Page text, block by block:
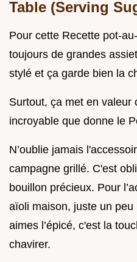
Table (Serving
Pour cette Recette pot-
toujours de grandes
stylé et ça garde bien la
Surtout, ça met en valeur
incroyable que donne le
N’oublie jamais
campagne grillé. C'est
bouillon précieux. Pour
aïoli maison, juste un
aimes l’épicé, c'est la
chavirer.